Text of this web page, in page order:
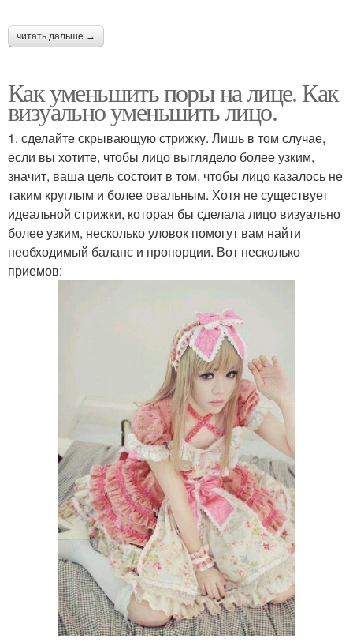
читать дальше →
Как уменьшить поры на лице. Как
визуально уменьшить лицо.
1. сделайте скрывающую стрижку. Лишь в том случае,
если вы хотите, чтобы лицо выглядело более узким,
значит, ваша цель состоит в том, чтобы лицо казалось не
таким круглым и более овальным. Хотя не существует
идеальной стрижки, которая бы сделала лицо визуально
более узким, несколько уловок помогут вам найти
необходимый баланс и пропорции. Вот несколько
приемов: